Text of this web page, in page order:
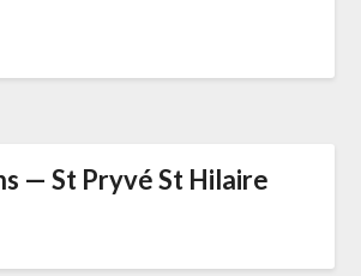
— St Pryvé St Hilaire